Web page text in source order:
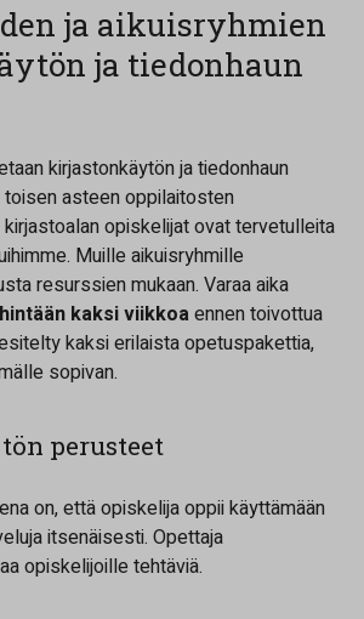
ja aikuisryhmien
ja tiedonhaun
kirjastonkäytön ja tiedonhaun
asteen oppilaitosten
opiskelijat ovat tervetulleita
Muille aikuisryhmille
resurssien mukaan. Varaa aika
kaksi viikkoaennen toivottua
kaksi erilaista opetuspakettia,
sopivan.
perusteet
on, että opiskelija oppii käyttämään
itsenäisesti. Opettaja
opiskelijoille tehtäviä.